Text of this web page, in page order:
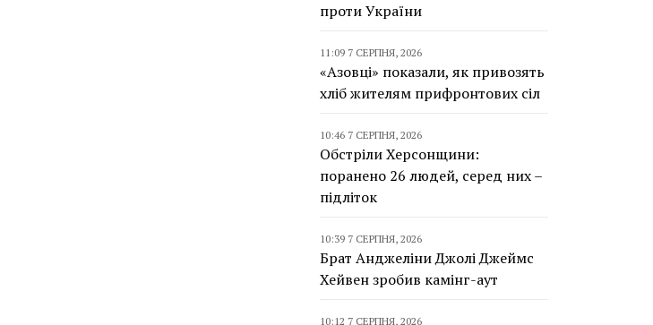
проти України
11:09 7 СЕРПНЯ, 2026
«Азовці» показали, як привозять
хліб жителям прифронтових сіл
10:46 7 СЕРПНЯ, 2026
Обстріли Херсонщини:
поранено 26 людей, серед них –
підліток
10:39 7 СЕРПНЯ, 2026
Брат Анджеліни Джолі Джеймс
Хейвен зробив камінг-аут
10:12 7 СЕРПНЯ, 2026